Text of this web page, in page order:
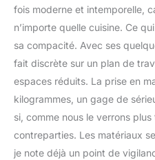
fois moderne et intemporelle,
n’importe quelle cuisine. Ce
sa compacité. Avec ses
fait discrète sur un plan de
espaces réduits. La prise en
kilogrammes, un gage de
si, comme nous le verrons
contreparties. Les matériaux
je note déjà un point de